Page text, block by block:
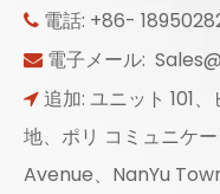
 電話: +86-
 電子メール:
 追加: ユニット 101
地、ポリ コミュニケ
Avenue、NanYu